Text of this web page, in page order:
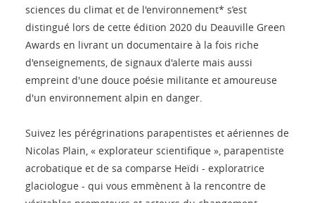
sciences du climat et de l'environnement* s’est
distingué lors de cette édition 2020 du Deauville Green
Awards en livrant un documentaire à la fois riche
d'enseignements, de signaux d'alerte mais aussi
empreint d'une douce poésie militante et amoureuse
d'un environnement alpin en danger.
Suivez les pérégrinations parapentistes et aériennes de
Nicolas Plain, « explorateur scientifique », parapentiste
acrobatique et de sa comparse Heïdi - exploratrice
glaciologue - qui vous emmènent à la rencontre de